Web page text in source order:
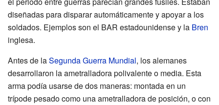
diseñadas para disparar automáticamente y apoyar a los
soldados. Ejemplos son el BAR estadounidense y la Bren
inglesa.
Antes de laSegunda Guerra Mundial, los alemanes
desarrollaron la ametralladora polivalente o media. Esta
arma podía usarse de dos maneras: montada en un
trípode pesado como una ametralladora de posición, o con